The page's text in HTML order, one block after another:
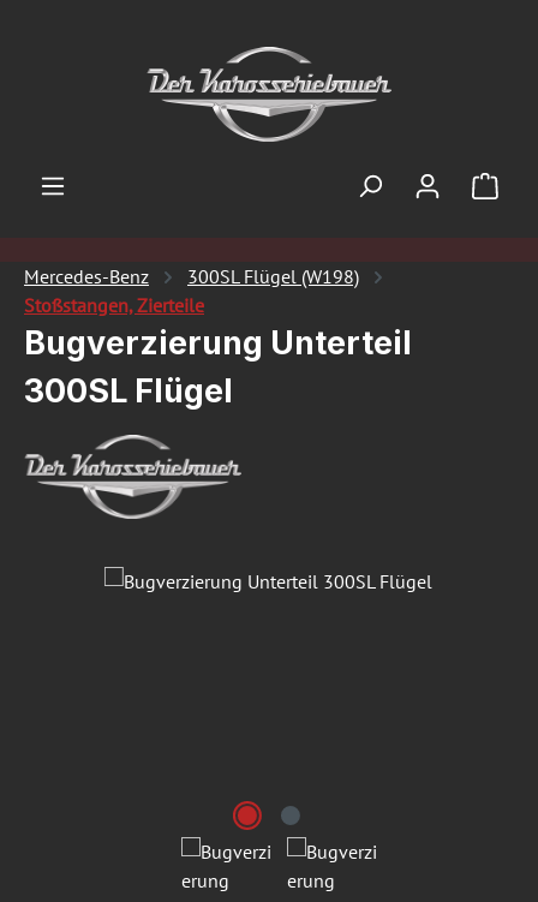
Mercedes-Benz
300SL Flügel (W198)
Stoßstangen, Zierteile
Bugverzierung Unterteil
300SL Flügel
Bildergalerie überspringen